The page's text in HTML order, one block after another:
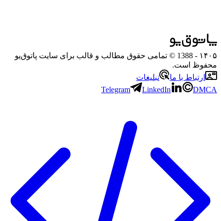
۱۴۰۵
- 1388 © تمامی حقوق مطالب و قالب برای سایت پاتوق‌یو
محفوظ است.
ارتباط با ما
تبلیغات
Telegram
LinkedIn DMCA